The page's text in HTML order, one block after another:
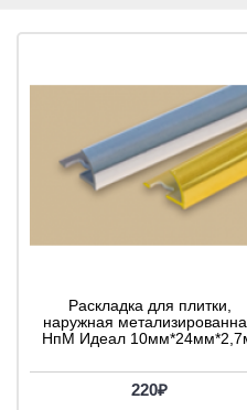
Раскладка для плитки,
наружная
НпМ Идеал
220₽